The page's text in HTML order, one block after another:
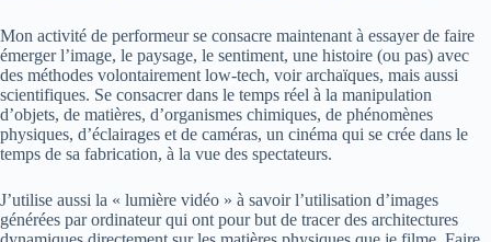
Mon activité de performeur se consacre maintenant à essayer de faire
émerger l’image, le paysage, le sentiment, une histoire (ou pas) avec
des méthodes volontairement low-tech, voir archaïques, mais aussi
scientifiques. Se consacrer dans le temps réel à la manipulation
d’objets, de matières, d’organismes chimiques, de phénomènes
physiques, d’éclairages et de caméras, un cinéma qui se crée dans le
temps de sa fabrication, à la vue des spectateurs.
J’utilise aussi la « lumière vidéo » à savoir l’utilisation d’images
générées par ordinateur qui ont pour but de tracer des architectures